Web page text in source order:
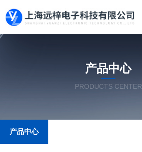
产品中心
PRODUCTS CENTER
产品中心